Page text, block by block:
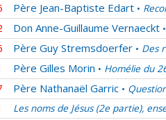
Père Jean-Baptiste Edart •
Don Anne-Guillaume Vernaeckt •
Père Guy Stremsdoerfer • Des
Père Gilles Morin • Homélie du
Père Nathanaël Garric •
Les noms de Jésus (2e partie),